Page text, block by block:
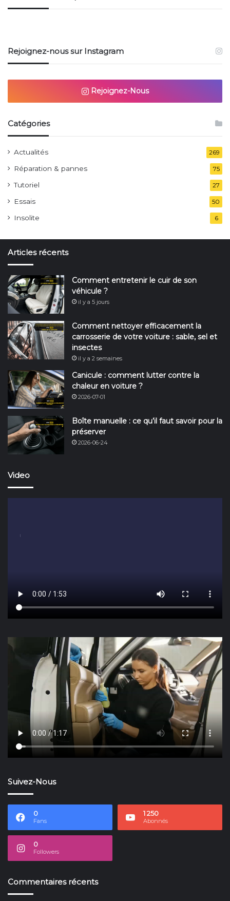
Rejoignez-nous sur Instagram
Rejoignez-Nous
Catégories
Actualités 269
Réparation & pannes 75
Tutoriel 27
Essais 50
Insolite 6
Articles récents
Comment entretenir le cuir de son
véhicule ?
il y a 5 jours
Comment nettoyer efficacement la
carrosserie de votre voiture : sable, sel et
insectes
il y a 2 semaines
Canicule : comment lutter contre la
chaleur en voiture ?
2026-07-01
Boîte manuelle : ce qu’il faut savoir pour la
préserver
2026-06-24
Video
Suivez-Nous
0
Fans
1 250
Abonnés
0
Followers
Commentaires récents